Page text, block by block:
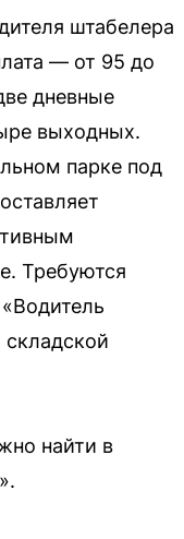
штабелера
— от 95 до
дневные
выходных.
парке под
Требуются
найти в